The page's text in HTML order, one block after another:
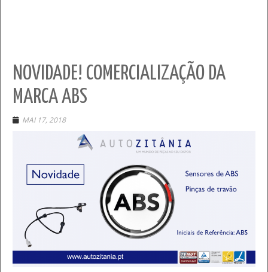
NOVIDADE! COMERCIALIZAÇÃO DA
MARCA ABS
MAI 17, 2018